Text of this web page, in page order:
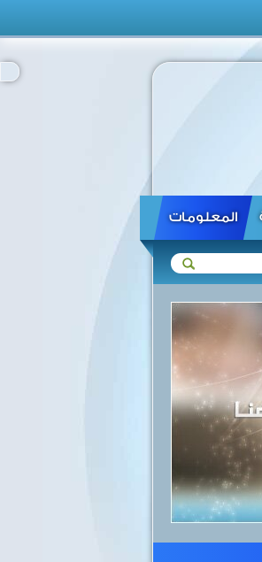
المعلومات
يقتحمون باحات المسجد الأقصى ...